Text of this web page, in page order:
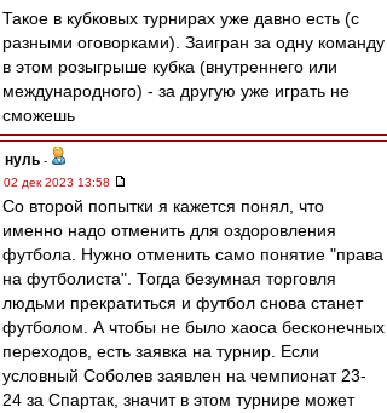
Такое в кубковых турнирах уже давно есть (с
разными оговорками). Заигран за одну команду
в этом розыгрыше кубка (внутреннего или
международного) - за другую уже играть не
сможешь
нуль -
02 дек 2023 13:58
Со второй попытки я кажется понял, что
именно надо отменить для оздоровления
футбола. Нужно отменить само понятие "права
на футболиста". Тогда безумная торговля
людьми прекратиться и футбол снова станет
футболом. А чтобы не было хаоса бесконечных
переходов, есть заявка на турнир. Если
условный Соболев заявлен на чемпионат 23-
24 за Спартак, значит в этом турнире может